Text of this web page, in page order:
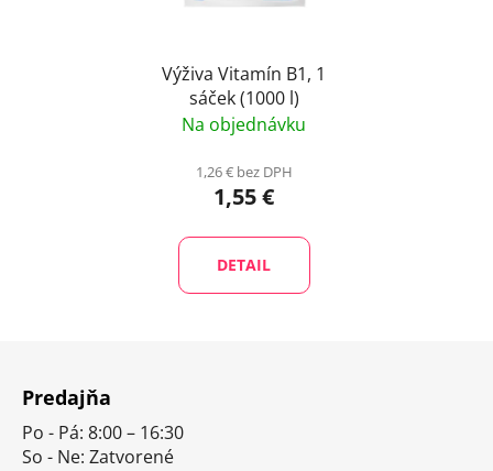
Výživa Vitamín B1, 1
sáček (1000 l)
Na objednávku
1,26 € bez DPH
1,55 €
DETAIL
Predajňa
Po - Pá: 8:00 – 16:30
So - Ne: Zatvorené